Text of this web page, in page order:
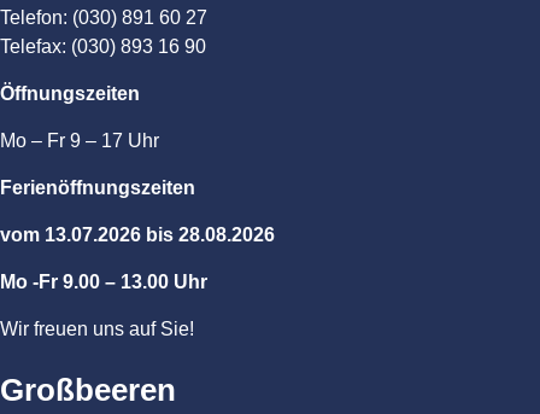
Telefon: (030) 891 60 27
Telefax: (030) 893 16 90
Öffnungszeiten
Mo – Fr 9 – 17 Uhr
Ferienöffnungszeiten
vom 13.07.2026 bis 28.08.2026
Mo -Fr 9.00 – 13.00 Uhr
Wir freuen uns auf Sie!
Großbeeren